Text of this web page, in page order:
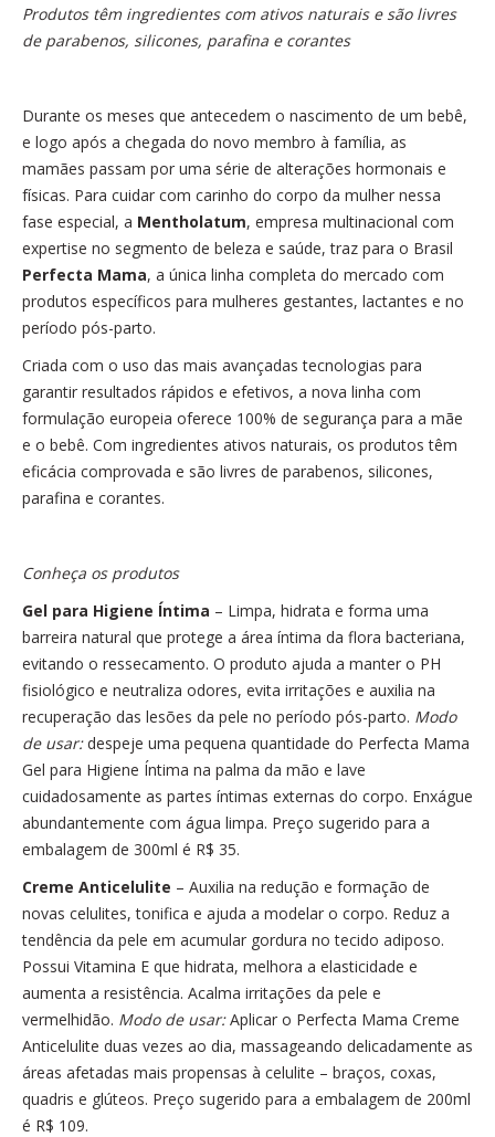
Produtos têm ingredientes com ativos naturais e são livres
de parabenos, silicones, parafina e corantes
Durante os meses que antecedem o nascimento de um bebê,
e logo após a chegada do novo membro à família, as
mamães passam por uma série de alterações hormonais e
físicas. Para cuidar com carinho do corpo da mulher nessa
fase especial, a Mentholatum, empresa multinacional com
expertise no segmento de beleza e saúde, traz para o Brasil
Perfecta Mama, a única linha completa do mercado com
produtos específicos para mulheres gestantes, lactantes e no
período pós-parto.
Criada com o uso das mais avançadas tecnologias para
garantir resultados rápidos e efetivos, a nova linha com
formulação europeia oferece 100% de segurança para a mãe
e o bebê. Com ingredientes ativos naturais, os produtos têm
eficácia comprovada e são livres de parabenos, silicones,
parafina e corantes.
Conheça os produtos
Gel para Higiene Íntima – Limpa, hidrata e forma uma
barreira natural que protege a área íntima da flora bacteriana,
evitando o ressecamento. O produto ajuda a manter o PH
fisiológico e neutraliza odores, evita irritações e auxilia na
recuperação das lesões da pele no período pós-parto. Modo
de usar:despeje uma pequena quantidade do Perfecta Mama
Gel para Higiene Íntima na palma da mão e lave
cuidadosamente as partes íntimas externas do corpo. Enxágue
abundantemente com água limpa. Preço sugerido para a
embalagem de 300ml é R$ 35.
Creme Anticelulite – Auxilia na redução e formação de
novas celulites, tonifica e ajuda a modelar o corpo. Reduz a
tendência da pele em acumular gordura no tecido adiposo.
Possui Vitamina E que hidrata, melhora a elasticidade e
aumenta a resistência. Acalma irritações da pele e
vermelhidão. Modo de usar:Aplicar o Perfecta Mama Creme
Anticelulite duas vezes ao dia, massageando delicadamente as
áreas afetadas mais propensas à celulite – braços, coxas,
quadris e glúteos. Preço sugerido para a embalagem de 200ml
é R$ 109.